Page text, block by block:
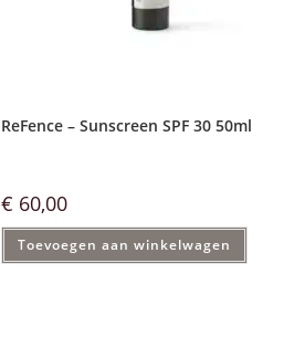
ReFence – Sunscreen SPF 30 50ml
€ 60,00
Toevoegen aan winkelwagen